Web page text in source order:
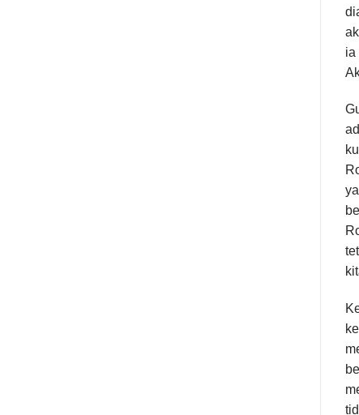
ia